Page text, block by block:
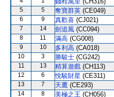
5
5 奪寶群英 (CE049)
6
9 真歡喜 (CJ021)
7
14 劍追風 (CC094)
8
11 滿高 (CG008)
9
10 多利高 (CA018)
10
3 勝駿士 (CG242)
11
13 精算遊戲 (CH113)
12
6 悅駿財星 (CE311)
13
7 天鷹 (CE293)
14
8 美極之王 (CH056)